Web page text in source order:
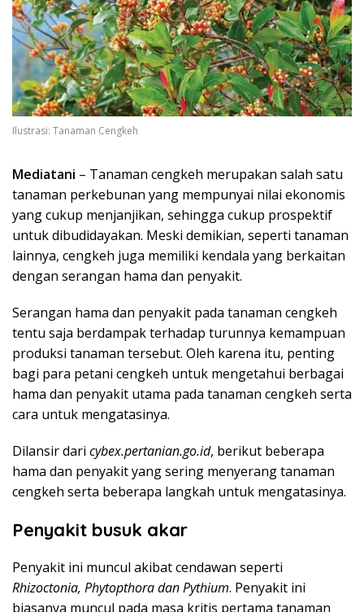
Ilustrasi: Tanaman Cengkeh
Mediatani – Tanaman cengkeh merupakan salah satu
tanaman perkebunan yang mempunyai nilai ekonomis
yang cukup menjanjikan, sehingga cukup prospektif
untuk dibudidayakan. Meski demikian, seperti tanaman
lainnya, cengkeh juga memiliki kendala yang berkaitan
dengan serangan hama dan penyakit.
Serangan hama dan penyakit pada tanaman cengkeh
tentu saja berdampak terhadap turunnya kemampuan
produksi tanaman tersebut. Oleh karena itu, penting
bagi para petani cengkeh untuk mengetahui berbagai
hama dan penyakit utama pada tanaman cengkeh serta
cara untuk mengatasinya.
Dilansir dari cybex.pertanian.go.id, berikut beberapa
hama dan penyakit yang sering menyerang tanaman
cengkeh serta beberapa langkah untuk mengatasinya.
Penyakit busuk akar
Penyakit ini muncul akibat cendawan seperti
Rhizoctonia, Phytopthora dan Pythium. Penyakit ini
biasanya muncul pada masa kritis pertama tanaman